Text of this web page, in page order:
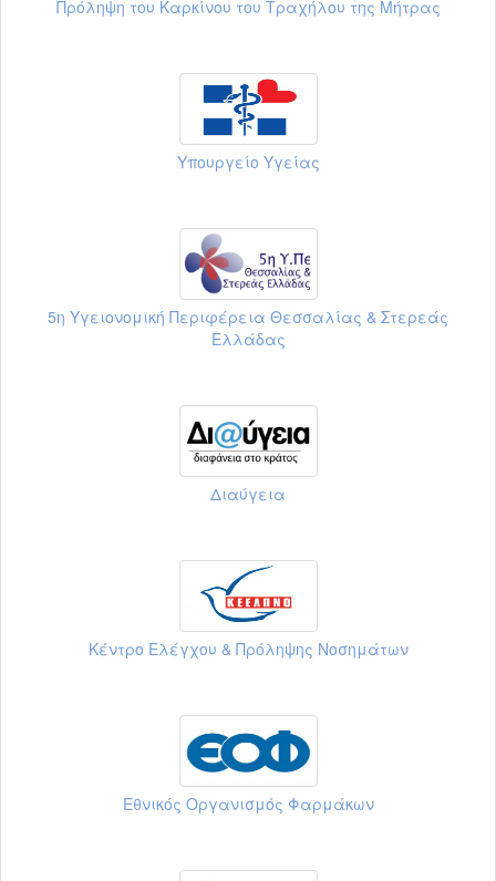
Πρόληψη του Καρκίνου του Τραχήλου της Μήτρας
Υπουργείο Υγείας
5η Υγειονομική Περιφέρεια Θεσσαλίας & Στερεάς
Ελλάδας
Διαύγεια
Κέντρο Ελέγχου & Πρόληψης Νοσημάτων
Εθνικός Οργανισμός Φαρμάκων